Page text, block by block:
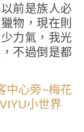
前是族人必
物，現在則
力氣，我光
不過倒是都